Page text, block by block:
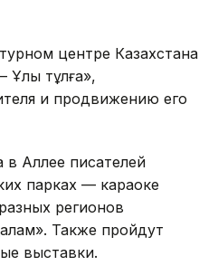
центре Казахстана
Ұлы тұлға»,
и продвижению его
в Аллее писателей
парках — караоке
регионов
Также пройдут
выставки.